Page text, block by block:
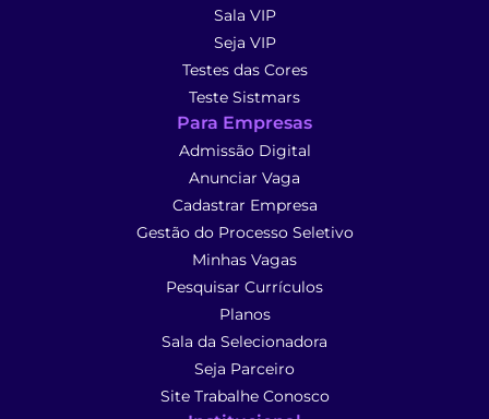
Sala VIP
Seja VIP
Testes das Cores
Teste Sistmars
Para Empresas
Admissão Digital
Anunciar Vaga
Cadastrar Empresa
Gestão do Processo Seletivo
Minhas Vagas
Pesquisar Currículos
Planos
Sala da Selecionadora
Seja Parceiro
Site Trabalhe Conosco